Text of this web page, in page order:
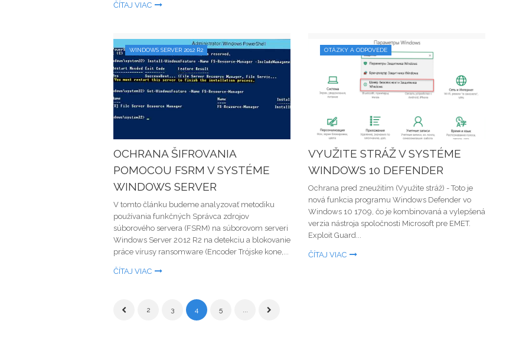
ČÍTAJ VIAC
WINDOWS SERVER 2012 R2
OCHRANA ŠIFROVANIA
POMOCOU FSRM V SYSTÉME
WINDOWS SERVER
V tomto článku budeme analyzovať metodiku
používania funkčných Správca zdrojov
súborového servera (FSRM) na súborovom serveri
Windows Server 2012 R2 na detekciu a blokovanie
práce vírusy ransomware (Encoder Trójske kone,...
ČÍTAJ VIAC
OTÁZKY A ODPOVEDE
VYUŽITE STRÁŽ V SYSTÉME
WINDOWS 10 DEFENDER
Ochrana pred zneužitím (Využite stráž) - Toto je
nová funkcia programu Windows Defender vo
Windows 10 1709, čo je kombinovaná a vylepšená
verzia nástroja spoločnosti Microsoft pre EMET.
Exploit Guard...
ČÍTAJ VIAC
2 3 4 5 ...